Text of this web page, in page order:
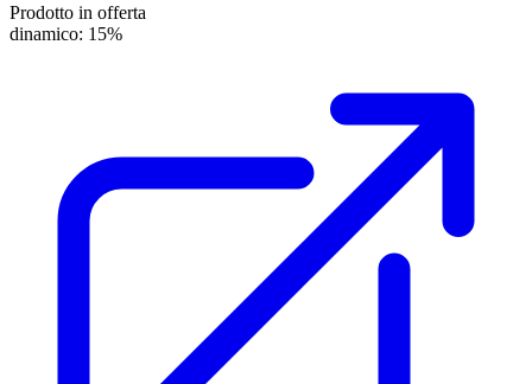
Prodotto in offerta
dinamico: 15%